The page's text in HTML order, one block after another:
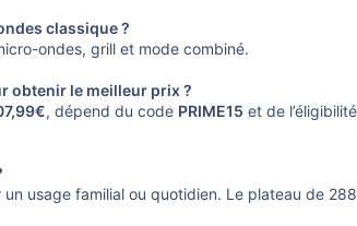
classique ?
ondes, grill et mode combiné.
obtenir le meilleur prix ?
, dépend du code PRIME15 et de
usage familial ou quotidien. Le plateau de